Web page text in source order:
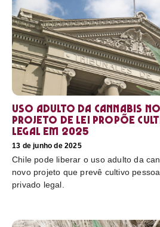
Uso adulto da cannabis
projeto de lei propõe
legal em 2025
13 de junho de 2025
Chile pode liberar o uso adulto da
novo projeto que prevê cultivo
privado legal.